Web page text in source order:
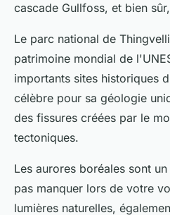
cascade Gullfoss, et bien
Le parc national de
patrimoine mondial de
importants sites historiques
célèbre pour sa géologie
des fissures créées par le
tectoniques.
Les aurores boréales sont
pas manquer lors de votre
lumières naturelles,